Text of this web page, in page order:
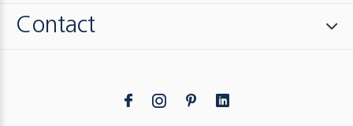
Contact